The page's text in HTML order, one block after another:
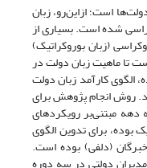
است؛ ازاین‌رو، زبان
شده است. بسیاری از
(زبان بوروکراتیک)
تا ماهیت زبان دولت در
الگوی کارآمد زبان دولت
روش انجام پژوهش برای‌
مبتنی‌بر رویکردهای
بوده،‌ برای تدوین الگوی
(دلفی) بوده است.